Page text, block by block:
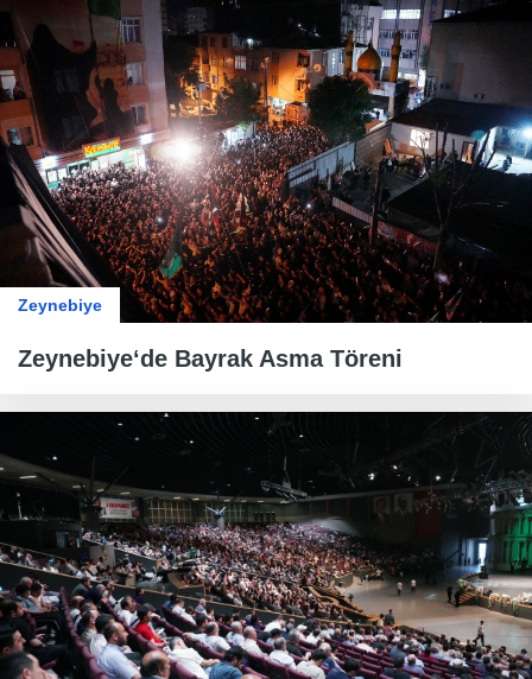
Zeynebiye
Zeynebiye‘de Bayrak Asma Töreni